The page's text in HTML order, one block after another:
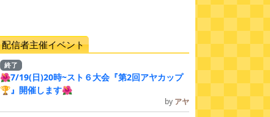
配信者主催イベント
終了
🌺7/19(日)20時~スト６大会『第2回アヤカップ
🏆』開催します🌺
by アヤ